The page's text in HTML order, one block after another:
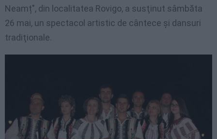
Neamț", din localitatea Rovigo, a susţinut sâmbăta
26 mai, un spectacol artistic de cântece şi dansuri
tradiţionale.